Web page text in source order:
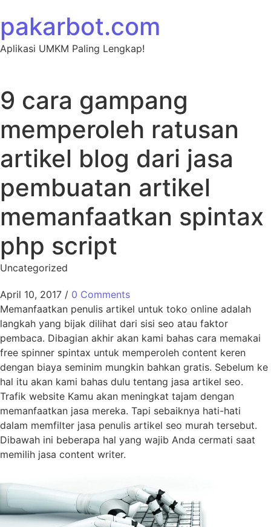
pakarbot.com
Aplikasi UMKM Paling Lengkap!
9 cara gampang
memperoleh ratusan
artikel blog dari jasa
pembuatan artikel
memanfaatkan spintax
php script
Uncategorized
April 10, 2017 / 0 Comments
Memanfaatkan penulis artikel untuk toko online adalah
langkah yang bijak dilihat dari sisi seo atau faktor
pembaca. Dibagian akhir akan kami bahas cara memakai
free spinner spintax untuk memperoleh content keren
dengan biaya seminim mungkin bahkan gratis. Sebelum ke
hal itu akan kami bahas dulu tentang jasa artikel seo.
Trafik website Kamu akan meningkat tajam dengan
memanfaatkan jasa mereka. Tapi sebaiknya hati-hati
dalam memfilter jasa penulis artikel seo murah tersebut.
Dibawah ini beberapa hal yang wajib Anda cermati saat
memilih jasa content writer.